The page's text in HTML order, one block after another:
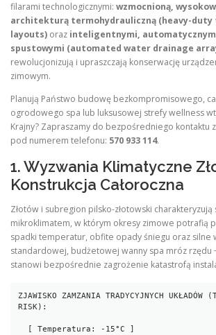
filarami technologicznymi: wzmocnioną,
architekturą termohydrauliczną (heavy-duty
layouts) oraz inteligentnymi,
spustowymi (automated water drainage
rewolucjonizują i upraszczają konserwację
zimowym.
Planują Państwo budowę bezkompromisowego,
ogrodowego spa lub luksusowej strefy wellness
Krajny? Zapraszamy do bezpośredniego kontaktu
pod numerem telefonu: 570 933 114.
1. Wyzwania Klimatyczne
Konstrukcja Całoroczna
Złotów i subregion pilsko-złotowski charakteryzują
mikroklimatem, w którym okresy zimowe potrafią
spadki temperatur, obfite opady śniegu oraz silne
standardowej, budżetowej wanny spa mróz rzędu
stanowi bezpośrednie zagrożenie katastrofą
ZJAWISKO ZAMZANIA TRADYCYJNYCH UKŁADÓW
RISK):